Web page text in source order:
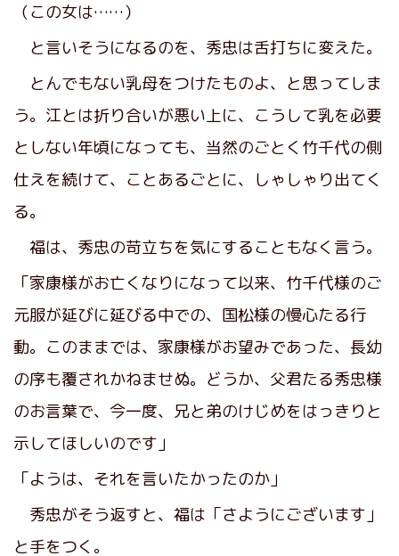
（この女は……）
と言いそうになるのを、秀忠は舌打ちに変えた。
とんでもない乳母をつけたものよ、と思ってしま
う。江とは折り合いが悪い上に、こうして乳を必要
としない年頃になっても、当然のごとく竹千代の側
仕えを続けて、ことあるごとに、しゃしゃり出てく
る。
福は、秀忠の苛立ちを気にすることもなく言う。
「家康様がお亡くなりになって以来、竹千代様のご
元服が延びに延びる中での、国松様の慢心たる行
動。このままでは、家康様がお望みであった、長幼
の序も覆されかねませぬ。どうか、父君たる秀忠様
のお言葉で、今一度、兄と弟のけじめをはっきりと
示してほしいのです」
「ようは、それを言いたかったのか」
秀忠がそう返すと、福は「さようにございます」
と手をつく。